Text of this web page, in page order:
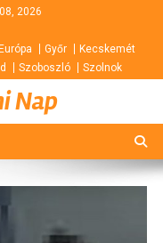
2026
Európa Győr
Kecskemét
Szoboszló Szolnok
Nap